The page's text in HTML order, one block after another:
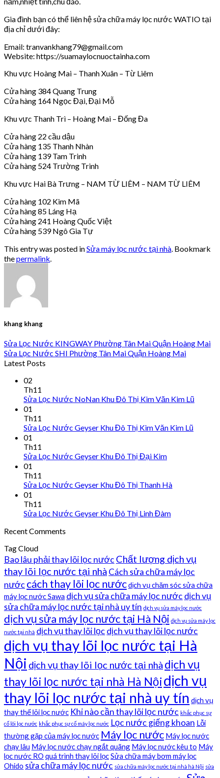
Gia đình bạn có thể liên hệ sửa chữa máy lọc nước WATIO tại
địa chỉ dưới đây:
Email: tranvankhang79@gmail.com
Website: https://suamaylocnuoctainha.com
Khu vực Hoàng Mai – Thanh Xuân – Từ Liêm
Cửa hàng 384 Quang Trung
Cửa hàng 164 Ngọc Đại, Đại Mỗ
Khu vực Thanh Trì – Hoàng Mai – Đống Đa
Cửa hàng 22 cầu dậu
Cửa hàng 135 Thanh Nhàn
Cửa hàng 139 Tam Trinh
Cửa hàng 524 Trường Trinh
Khu vực Hai Bà Trưng – NAM TỪ LIÊM – NAM TỪ LIÊM
Cửa hàng 102 Kim Mã
Cửa hàng 85 Láng Hạ
Cửa hàng 241 Hoàng Quốc Việt
Cửa hàng 539 Ngô Gia Tự
This entry was posted inSửa máy lọc nước tại nhà . Bookmark
thepermalink
khang khang
Sửa Lọc Nước KINGWAY Phường Tân Mai Quận Hoàng Mai
Sửa Lọc Nước SHI Phường Tân Mai Quận Hoàng Mai
Latest Posts
02
Th11
Sửa Lọc Nước NoNan Khu Đô Thị Kim Văn Kim Lũ
01
Th11
Sửa Lọc Nước Geyser Khu Đô Thị Kim Văn Kim Lũ
01
Th11
Sửa Lọc Nước Geyser Khu Đô Thị Đại Kim
01
Th11
Sửa Lọc Nước Geyser Khu Đô Thị Thanh Hà
01
Th11
Sửa Lọc Nước Geyser Khu Đô Thị Linh Đàm
Recent Comments
Tag Cloud
Bao lâu phải thay lõi lọc nước Chất lượng dịch vụ
thay lõi lọc nước tại nhà Cách sửa chữa máy lọc
nước cách thay lõi lọc nướcdịch vụ chăm sóc sửa chữa
máy lọc nước Sawa dịch vụ sửa chữa máy lọc nước dịch vụ
sửa chữa máy lọc nước tại nhà uy tín dịch vụ sửa máy lọc nước
dịch vụ sửa máy lọc nước tại Hà Nội dịch vụ sửa máy lọc
nước tại nhà dịch vụ thay lõi lọc dịch vụ thay lõi lọc nước
dịch vụ thay lõi lọc nước tại Hà
Nội dịch vụ thay lõi lọc nước tại nhà dịch vụ
thay lõi lọc nước tại nhà Hà Nộidịch vụ
thay lõi lọc nước tại nhà uy tín dịch vụ
thay thế lõi lọc nước Khi nào cần thay lõi lọc nước khắc phục sự
cố lõi lọc nước khắc phục sự cố máy lọc nước Lọc nước giếng khoan Lỗi
thường gặp của máy lọc nước Máy lọc nước Máy lọc nước
chạy lâu Máy lọc nước chạy ngắt quãng Máy lọc nước kêu to Máy
lọc nước RO quá trình thay lõi lọcSửa chữa máy bơm máy lọc
Ohido sửa chữa máy lọc nước sửa chữa máy lọc nước tại nhà hà Nội sửa